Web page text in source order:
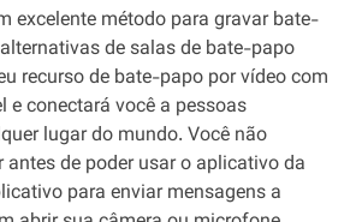
excelente método para gravar bate-
de salas de bate-papo
recurso de bate-papo por vídeo com
e conectará você a pessoas
lugar do mundo. Você não
antes de poder usar o aplicativo da
para enviar mensagens a